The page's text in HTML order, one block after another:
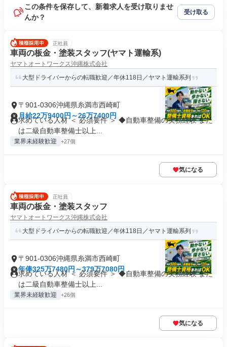
この条件を保存して、新着求人を受け取りませ
んか？
受け取る
正社員
車両の板金・塗装スタッフ(ヤマト運輸系)
ヤマトオートワークス沖縄株式会社
大型ドライバーからの転職歓迎／年休118日／ヤマト運輸系列
〒901-0306沖縄県糸満市西崎町
月給22万9400円～26万7400円
求めている人材 ＜ 必須要件 ＞ ◆自動車整備の実務経験 また
は二級自動車整備士以上...
業界未経験歓迎 +27個
気になる
正社員
車両の板金・塗装スタッフ
ヤマトオートワークス沖縄株式会社
大型ドライバーからの転職歓迎／年休118日／ヤマト運輸系列
〒901-0306沖縄県糸満市西崎町
年俸325万7480円～379万7080円
求めている人材 ＜ 必須要件 ＞ ◆自動車整備の実務経験 また
は二級自動車整備士以上...
業界未経験歓迎 +26個
気になる